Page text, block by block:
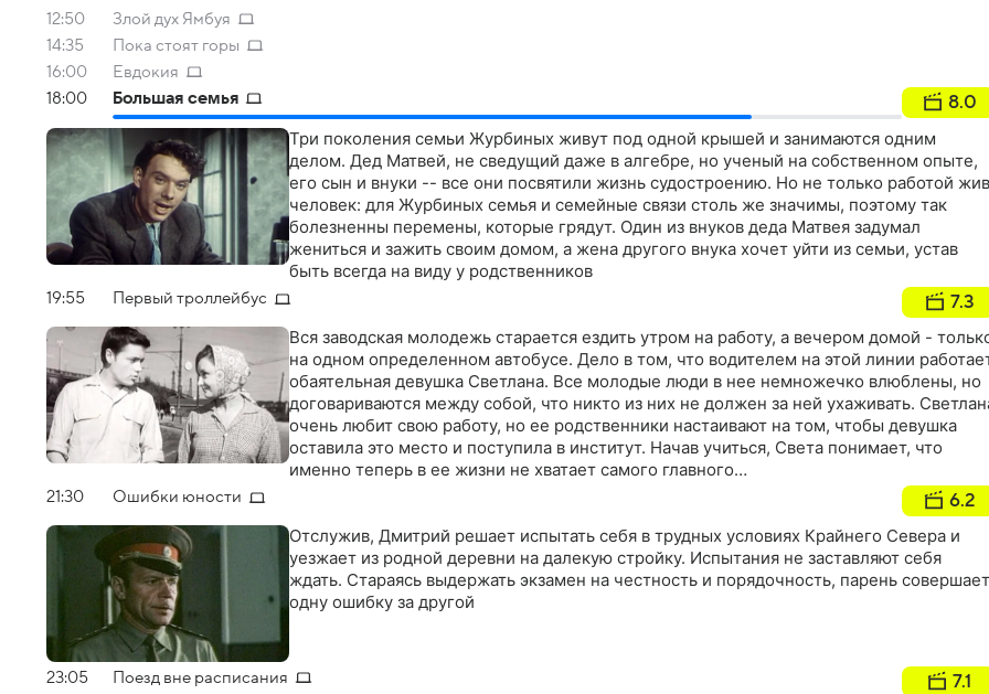
12:50
Злой дух Ямбуя
14:35
Пока стоят горы
16:00
Евдокия
18:00
Большая семья 8.0
Три поколения семьи Журбиных живут под одной крышей и занимаются одним
делом. Дед Матвей, не сведущий даже в алгебре, но ученый на собственном опыте,
его сын и внуки -- все они посвятили жизнь судостроению. Но не только работой жив
человек: для Журбиных семья и семейные связи столь же значимы, поэтому так
болезненны перемены, которые грядут. Один из внуков деда Матвея задумал
жениться и зажить своим домом, а жена другого внука хочет уйти из семьи, устав
быть всегда на виду у родственников
19:55 Первый троллейбус 7.3
Вся заводская молодежь старается ездить утром на работу, а вечером домой -
на одном определенном автобусе. Дело в том, что водителем на этой линии
обаятельная девушка Светлана. Все молодые люди в нее немножечко влюблены, но
договариваются между собой, что никто из них не должен за ней ухаживать.
очень любит свою работу, но ее родственники настаивают на том, чтобы девушка
оставила это место и поступила в институт. Начав учиться, Света понимает, что
именно теперь в ее жизни не хватает самого главного…
21:30 Ошибки юности 6.2
Отслужив, Дмитрий решает испытать себя в трудных условиях Крайнего Севера и
уезжает из родной деревни на далекую стройку. Испытания не заставляют себя
ждать. Стараясь выдержать экзамен на честность и порядочность, парень совершает
одну ошибку за другой
23:05 Поезд вне расписания 7.1